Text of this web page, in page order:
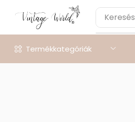
Keresés
Termékkategóriák